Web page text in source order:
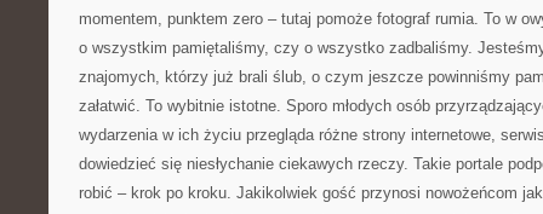
momentem, punktem zero – tutaj pomoże fotograf rumia. To w
o wszystkim pamiętaliśmy, czy o wszystko zadbaliśmy.
znajomych, którzy już brali ślub, o czym jeszcze powinniśmy
załatwić. To wybitnie istotne. Sporo młodych osób
wydarzenia w ich życiu przegląda różne strony internetowe,
dowiedzieć się niesłychanie ciekawych rzeczy. Takie portale
robić – krok po kroku. Jakikolwiek gość przynosi nowożeńcom